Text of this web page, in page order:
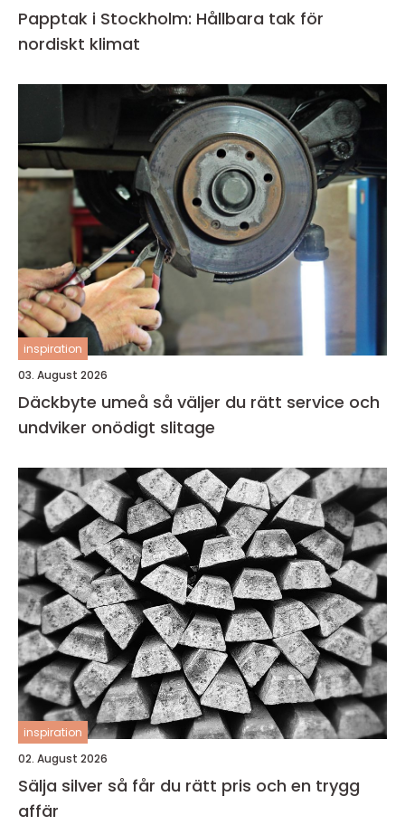
Papptak i Stockholm: Hållbara tak för
nordiskt klimat
inspiration
03. August 2026
Däckbyte umeå så väljer du rätt service och
undviker onödigt slitage
inspiration
02. August 2026
Sälja silver så får du rätt pris och en trygg
affär